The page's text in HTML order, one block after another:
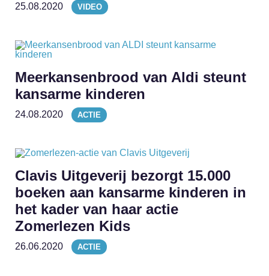
25.08.2020 VIDEO
Meerkansenbrood van Aldi steunt
kansarme kinderen
24.08.2020 ACTIE
Clavis Uitgeverij bezorgt 15.000
boeken aan kansarme kinderen in
het kader van haar actie
Zomerlezen Kids
26.06.2020 ACTIE